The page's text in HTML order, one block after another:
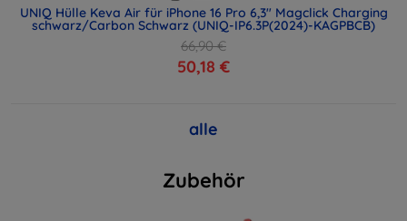
UNIQ Hülle Keva Air für iPhone 16 Pro 6,3" Magclick Charging
schwarz/Carbon Schwarz (UNIQ-IP6.3P(2024)-KAGPBCB)
66,90 €
50,18 €
alle
Zubehör